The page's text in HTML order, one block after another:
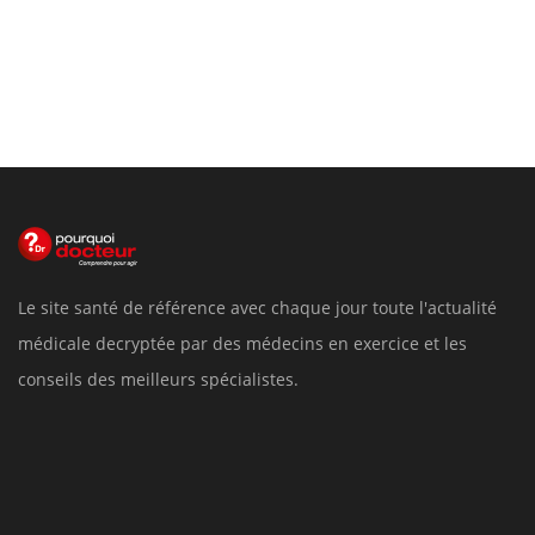
Le site santé de référence avec chaque jour toute l'actualité
médicale decryptée par des médecins en exercice et les
conseils des meilleurs spécialistes.